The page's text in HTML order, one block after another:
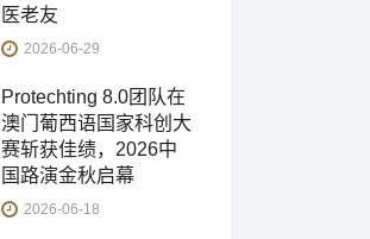
医老友
2026-06-29
Protechting 8.0团队在
澳门葡西语国家科创大
赛斩获佳绩，2026中
国路演金秋启幕
2026-06-18